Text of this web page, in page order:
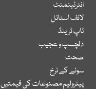
انٹرٹینمنٹ
لائف اسٹائل
ٹاپ ٹرینڈ
دلچسپ و عجیب
صحت
سونے کے نرخ
پیٹرولیم مصنوعات کی قیمتیں